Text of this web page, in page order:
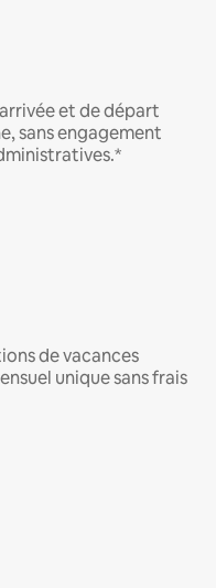
et de départ
sans engagement
de vacances
unique sans frais